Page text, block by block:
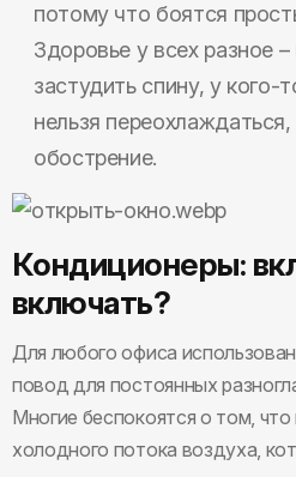
потому что боятся
Здоровье у всех разное
застудить спину, у кого-
нельзя
обострение.
Кондиционеры:
включать?
Для любого офиса
повод для постоянных
Многие беспокоятся о том, что
холодного потока воздуха,